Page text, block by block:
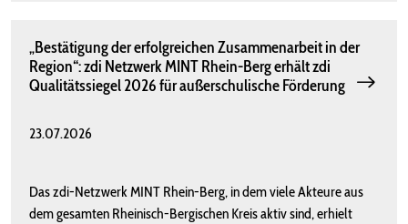
„Bestätigung der erfolgreichen Zusammenarbeit in der
Region“: zdi Netzwerk MINT Rhein-Berg erhält zdi
Qualitätssiegel 2026 für außerschulische Förderung
23.07.2026
Das zdi-Netzwerk MINT Rhein-Berg, in dem viele Akteure aus
dem gesamten Rheinisch-Bergischen Kreis aktiv sind, erhielt